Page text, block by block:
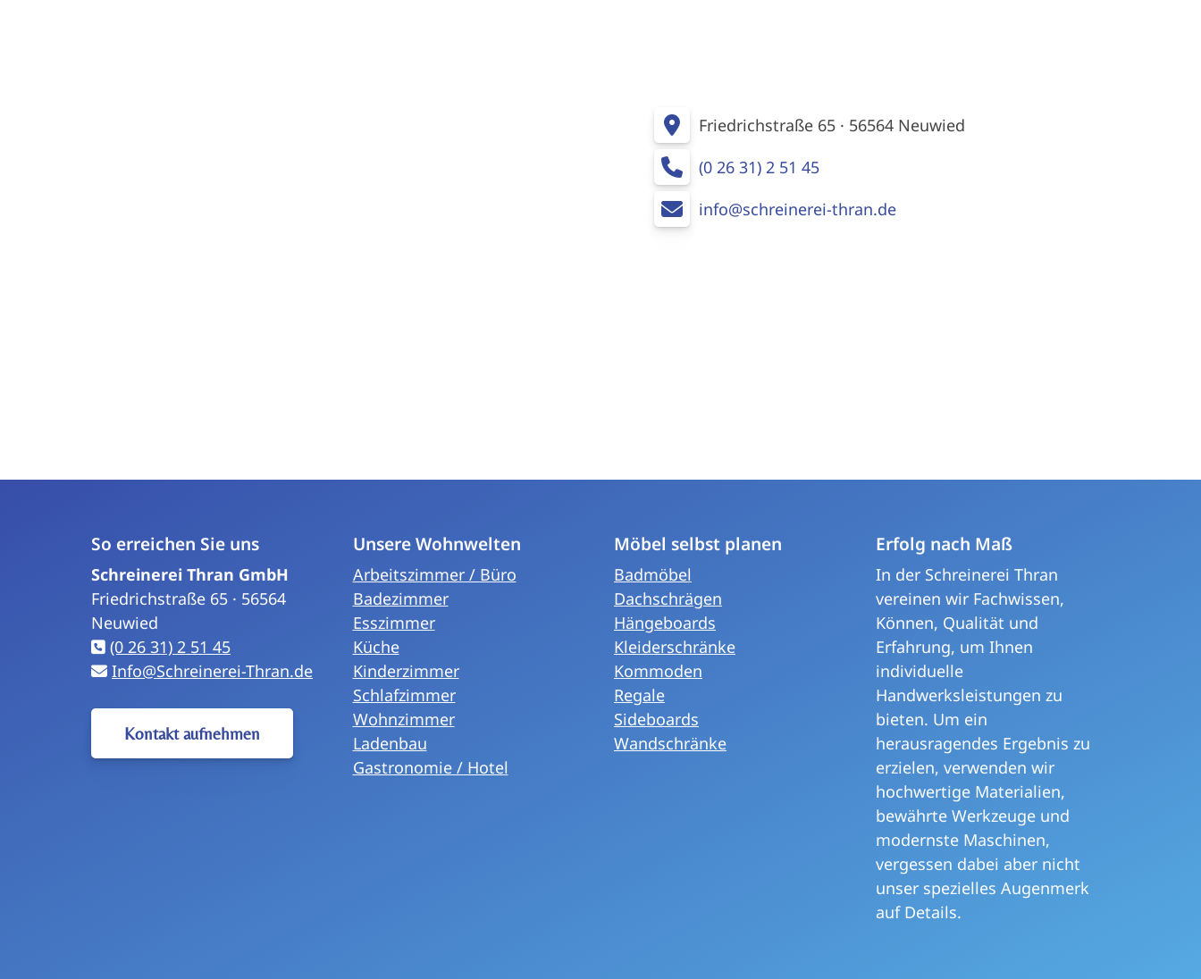
Friedrichstraße 65 · 56564 Neuwied
(0 26 31) 2 51 45
info@schreinerei-thran.de
So erreichen Sie uns
Schreinerei Thran GmbH
Friedrichstraße 65 · 56564
Neuwied
(0 26 31) 2 51 45
Info@Schreinerei-Thran.de
Kontakt aufnehmen
Unsere Wohnwelten
Arbeitszimmer / Büro
Badezimmer
Esszimmer
Küche
Kinderzimmer
Schlafzimmer
Wohnzimmer
Ladenbau
Gastronomie / Hotel
Möbel selbst planen
Badmöbel
Dachschrägen
Hängeboards
Kleiderschränke
Kommoden
Regale
Sideboards
Wandschränke
Erfolg nach Maß
In der Schreinerei Thran
vereinen wir Fachwissen,
Können, Qualität und
Erfahrung, um Ihnen
individuelle
Handwerksleistungen zu
bieten. Um ein
herausragendes Ergebnis zu
erzielen, verwenden wir
hochwertige Materialien,
bewährte Werkzeuge und
modernste Maschinen,
vergessen dabei aber nicht
unser spezielles Augenmerk
auf Details.